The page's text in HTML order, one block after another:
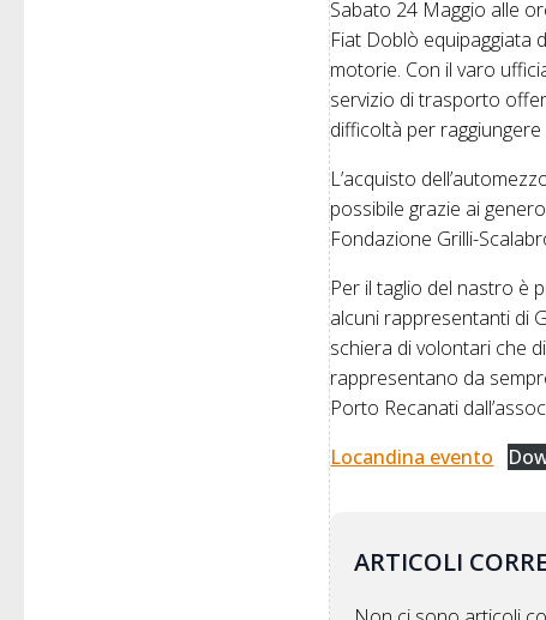
Sabato 24 Maggio alle
Fiat Doblò equipaggiata
motorie. Con il varo
servizio di trasporto
difficoltà per
L’acquisto
possibile grazie ai
Fondazione Grilli-
Per il taglio del nastro è
alcuni rappresentanti di
schiera di volontari che
rappresentano da
Porto Recanati
Locandina evento
ARTICOLI